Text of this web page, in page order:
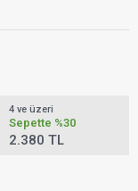
4 ve üzeri
Sepette %30
2.380 TL